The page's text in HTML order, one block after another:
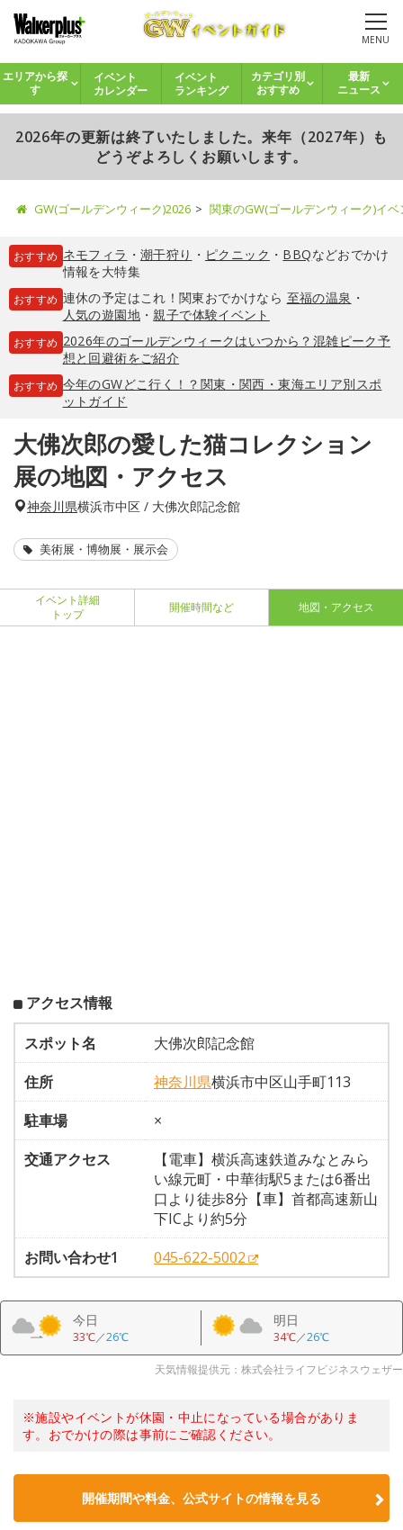
MENU
エリアから探
す
イベント
カレンダー
イベント
ランキング
カテゴリ別
おすすめ
最新
ニュース
2026年の更新は終了いたしました。来年（2027年）も
どうぞよろしくお願いします。
GW(ゴールデンウィーク)2026 関東のGW(ゴールデンウィーク)イ
おすすめ ネモフィラ ・ 潮干狩り ・ ピクニック ・ BBQなどおでかけ
情報を大特集
おすすめ 連休の予定はこれ！関東おでかけなら 至福の温泉 ・
人気の遊園地・親子で体験イベント
おすすめ 2026年のゴールデンウィークはいつから？混雑ピーク予
想と回避術をご紹介
おすすめ 今年のGWどこ行く！？関東・関西・東海エリア別スポ
ットガイド
大佛次郎の愛した猫コレクション
展の地図・アクセス
神奈川県横浜市中区 / 大佛次郎記念館
美術展・博物展・展示会
イベント詳細
トップ
開催時間など 地図・アクセス
アクセス情報
スポット名
大佛次郎記念館
住所
神奈川県横浜市中区山手町113
駐車場
×
交通アクセス
【電車】横浜高速鉄道みなとみら
い線元町・中華街駅5または6番出
口より徒歩8分【車】首都高速新山
下ICより約5分
お問い合わせ1
045-622-5002
今日
33℃／26℃
明日
34℃／26℃
天気情報提供元：株式会社ライフビジネスウェザー
※施設やイベントが休園・中止になっている場合がありま
す。おでかけの際は事前にご確認ください。
開催期間や料金、公式サイトの情報を見る